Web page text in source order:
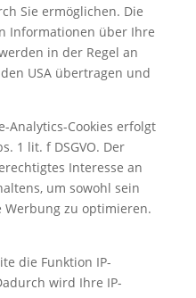
Sie ermöglichen. Die
Informationen über Ihre
in der Regel an
USA übertragen und
Analytics-Cookies erfolgt
1 lit. f DSGVO. Der
Interesse an
um sowohl sein
Werbung zu optimieren.
die Funktion IP-
wird Ihre IP-